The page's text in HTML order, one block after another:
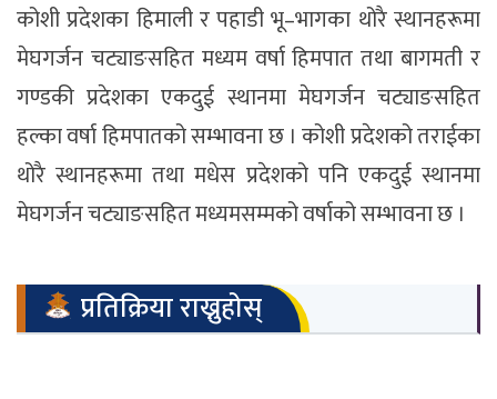
कोशी प्रदेशका हिमाली र पहाडी भू–भागका थोरै स्थानहरूमा
मेघगर्जन चट्याङसहित मध्यम वर्षा हिमपात तथा बागमती र
गण्डकी प्रदेशका एकदुई स्थानमा मेघगर्जन चट्याङसहित
हल्का वर्षा हिमपातको सम्भावना छ । कोशी प्रदेशको तराईका
थोरै स्थानहरूमा तथा मधेस प्रदेशको पनि एकदुई स्थानमा
मेघगर्जन चट्याङसहित मध्यमसम्मको वर्षाको सम्भावना छ ।
प्रतिक्रिया राख्नुहोस्